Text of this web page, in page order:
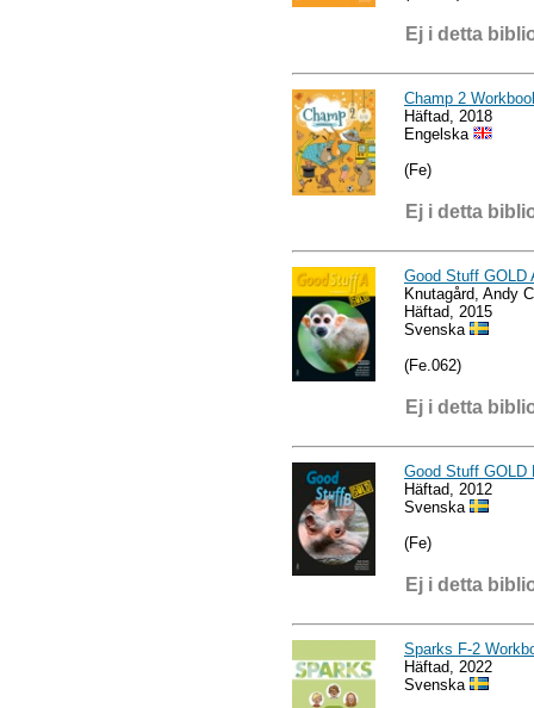
Ej i detta
Champ 2
Häftad, 2018
Engelska
(Fe)
Ej i detta
Good Stuff GOLD
Knutagård, Andy
Häftad, 2015
Svenska
(Fe.062)
Ej i detta
Good Stuff GOLD
Häftad, 2012
Svenska
(Fe)
Ej i detta
Sparks F-2
Häftad, 2022
Svenska